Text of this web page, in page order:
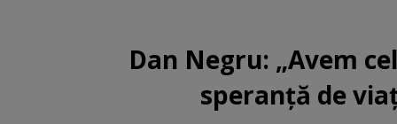
Dan Negru: „Avem
speranță de